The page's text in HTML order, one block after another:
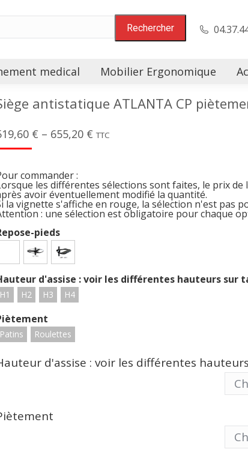
medical Mobilier Ergonomique
antistatique ATLANTA CP
€ – 655,20 € TTC
commander :
les différentes sélections sont faites, le prix
avoir éventuellement modifié la quantité.
la vignette s'affiche en rouge, la sélection n'est pas
: une sélection est obligatoire pour chaque
pieds
d'assise : voir les différentes hauteurs sur
H1 H2 H3 H4
Patins Roulettes
d'assise : voir les différentes